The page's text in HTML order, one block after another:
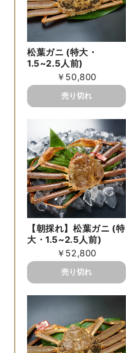
松葉ガニ (特大・
1.5~2.5人前)
￥50,800
【朝採れ】松葉ガニ (特
大・1.5~2.5人前)
￥52,800